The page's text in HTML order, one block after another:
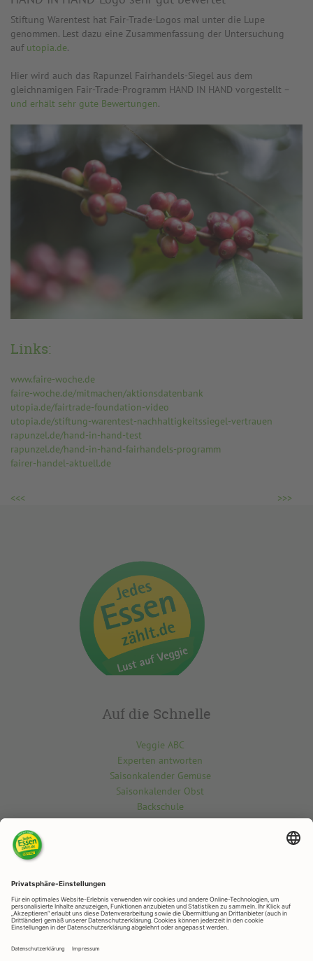
Stiftung Warentest hat Fair-Trade-Logos mal unter die Lupe
genommen. Lest dazu eine Zusammenfassung der Untersuchung
auf utopia.de.
Hier wird auch das Rapunzel Fairhandels-Siegel aus dem
gleichnamigen Fair-Trade-Programm HAND IN HAND vorgestellt –
und erhält sehr gute Bewertungen.
Links:
www.faire-woche.de
faire-woche.de/mitmachen/aktionsdatenbank
utopia.de/fairtrade-foundation-video
utopia.de/stiftung-warentest-nachhaltigkeitssiegel-vertrauen
rapunzel.de/hand-in-hand-test
rapunzel.de/hand-in-hand-fairhandels-programm
fairer-handel-aktuell.de
<<< >>>
Auf die Schnelle
Veggie ABC
Experten antworten
Saisonkalender Gemüse
Saisonkalender Obst
Backschule
beantworten wir deine Fragen.
Kontaktiere uns hier
Rapunzelstr. 1, 87764 Legau